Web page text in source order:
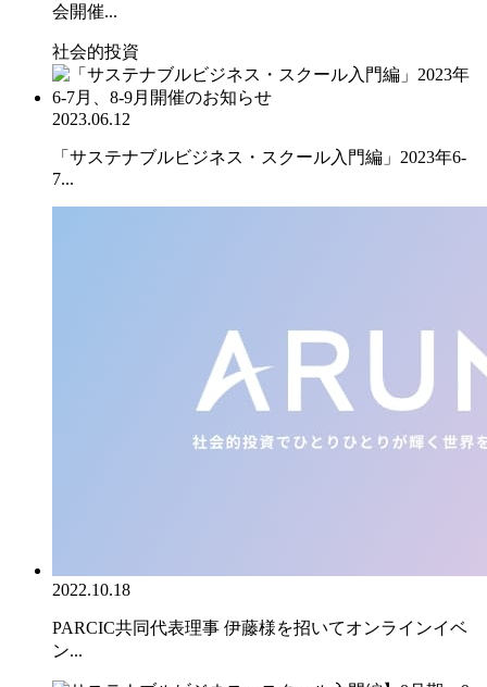
会開催...
社会的投資
2023.06.12
「サステナブルビジネス・スクール入門編」2023年6-
7...
2022.10.18
PARCIC共同代表理事 伊藤様を招いてオンラインイベ
ン...